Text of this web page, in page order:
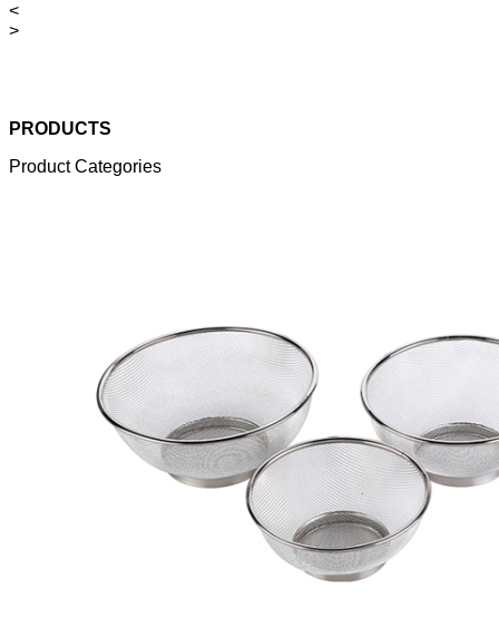
<
>
PRODUCTS
Product Categories